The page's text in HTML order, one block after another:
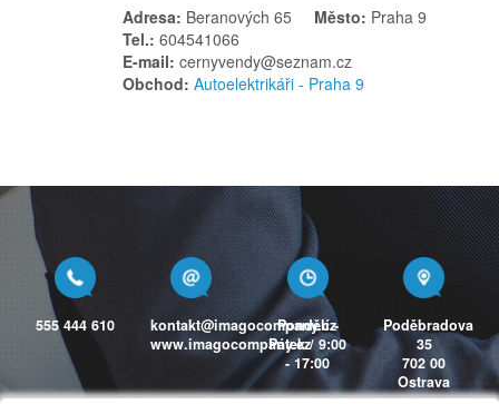
Zruč nad Sázavou
Adresa: Beranových 65 Město: Praha 9
Tel.: 604541066
E-mail: cernyvendy@seznam.cz
Obchod: Autoelektrikáři - Praha 9
555 444 610
kontakt@imagocompany.cz
www.imagocompany.cz
Pondělí -
Pátek / 9:00
- 17:00
Poděbradova
35
702 00
Ostrava